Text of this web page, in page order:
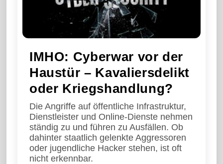
IMHO: Cyberwar vor der
Haustür – Kavaliersdelikt
oder Kriegshandlung?
Die Angriffe auf öffentliche Infrastruktur,
Dienstleister und Online-Dienste nehmen
ständig zu und führen zu Ausfällen. Ob
dahinter staatlich gelenkte Aggressoren
oder jugendliche Hacker stehen, ist oft
nicht erkennbar.